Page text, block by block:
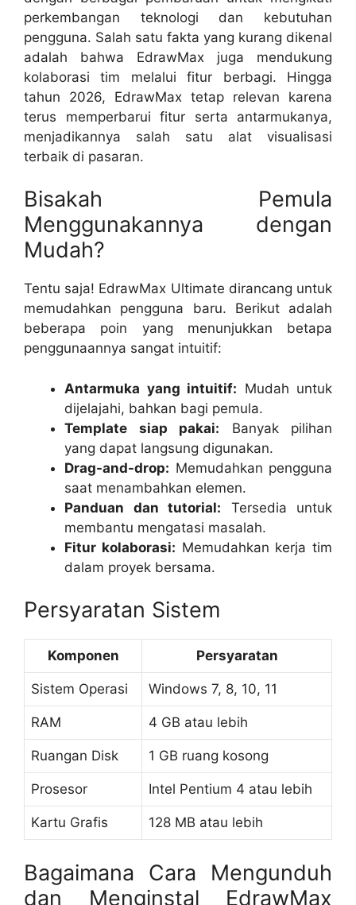
perkembangan teknologi dan kebutuhan
pengguna. Salah satu fakta yang kurang dikenal
adalah bahwa EdrawMax juga mendukung
kolaborasi tim melalui fitur berbagi. Hingga
tahun 2026, EdrawMax tetap relevan karena
terus memperbarui fitur serta antarmukanya,
menjadikannya salah satu alat visualisasi
terbaik di pasaran.
Bisakah Pemula
Menggunakannya dengan
Mudah?
Tentu saja! EdrawMax Ultimate dirancang untuk
memudahkan pengguna baru. Berikut adalah
beberapa poin yang menunjukkan betapa
penggunaannya sangat intuitif:
Antarmuka yang intuitif: Mudah untuk
dijelajahi, bahkan bagi pemula.
Template siap pakai: Banyak pilihan
yang dapat langsung digunakan.
Drag-and-drop: Memudahkan pengguna
saat menambahkan elemen.
Panduan dan tutorial: Tersedia untuk
membantu mengatasi masalah.
Fitur kolaborasi: Memudahkan kerja tim
dalam proyek bersama.
Persyaratan Sistem
Komponen Persyaratan
Sistem Operasi Windows 7, 8, 10, 11
RAM 4 GB atau lebih
Ruangan Disk 1 GB ruang kosong
Prosesor Intel Pentium 4 atau lebih
Kartu Grafis 128 MB atau lebih
Bagaimana Cara Mengunduh
dan Menginstal EdrawMax